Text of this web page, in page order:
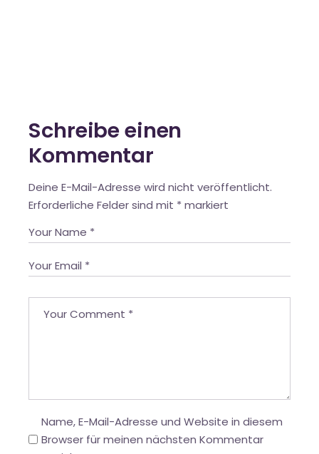
Schreibe einen
Kommentar
Deine E-Mail-Adresse wird nicht veröffentlicht.
Erforderliche Felder sind mit * markiert
Name, E-Mail-Adresse und Website in diesem
Browser für meinen nächsten Kommentar